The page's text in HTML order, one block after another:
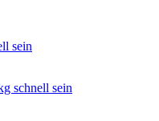
sein
schnell sein